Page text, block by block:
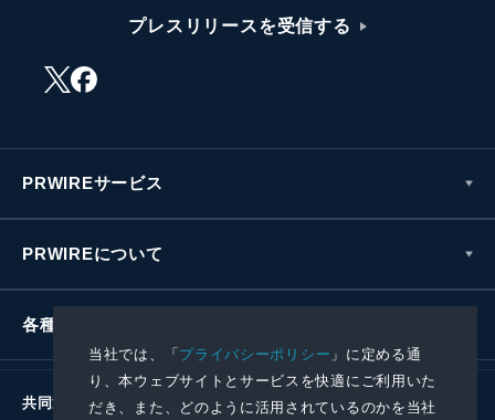
当社では、「プライバシーポリシー 」に定める通
り、本ウェブサイトとサービスを快適にご利用いた
だき、また、どのように活用されているのかを当社
プレスリリースを受信する
PRWIREサービス
PRWIREについて
各種お問い合わせ
共同通信社グループ